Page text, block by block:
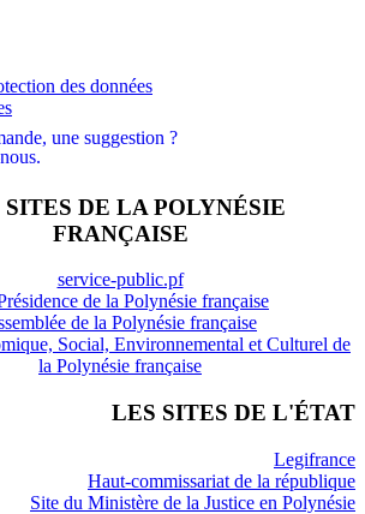
des données
une suggestion ?
SITES DE LA POLYNÉSIE
FRANÇAISE
service-public.pf
de la Polynésie française
de la Polynésie française
Social, Environnemental et Culturel de
la Polynésie française
LES SITES DE L'ÉTAT
Legifrance
Haut-commissariat de la république
Site du Ministère de la Justice en Polynésie